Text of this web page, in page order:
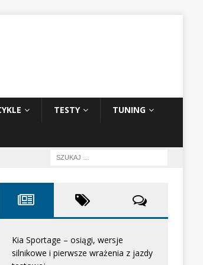
TESTY TUNING
Kia Sportage – osiągi, wersje
silnikowe i pierwsze wrażenia z jazdy